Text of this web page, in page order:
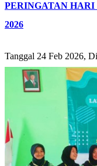
PERINGATAN HARI
2026
Tanggal 24 Feb 2026,